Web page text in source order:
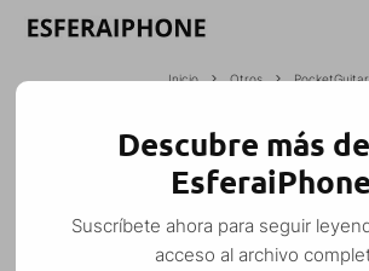
Inicio Otros PocketGuitar
POCKETGUITAR
Otros · 21 enero, 2008 · 1
Descubre más
EsferaiPhone
Suscríbete ahora para seguir
acceso al archivo